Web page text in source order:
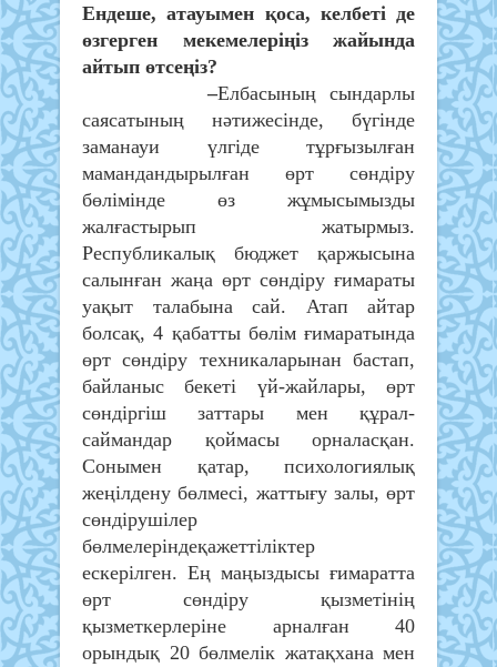
Ендеше, атауымен қоса, келбеті де
өзгерген мекемелеріңіз жайында
айтып өтсеңіз?
–Елбасының сындарлы
саясатының нәтижесінде, бүгінде
заманауи үлгіде тұрғызылған
мамандандырылған өрт сөндіру
бөлімінде өз жұмысымызды
жалғастырып жатырмыз.
Республикалық бюджет қаржысына
салынған жаңа өрт сөндіру ғимараты
уақыт талабына сай. Атап айтар
болсақ, 4 қабатты бөлім ғимаратында
өрт сөндіру техникаларынан бастап,
байланыс бекеті үй-жайлары, өрт
сөндіргіш заттары мен құрал-
саймандар қоймасы орналасқан.
Сонымен қатар, психологиялық
жеңілдену бөлмесі, жаттығу залы, өрт
сөндірушілер
бөлмелеріндеқажеттіліктер
ескерілген. Ең маңыздысы ғимаратта
өрт сөндіру қызметінің
қызметкерлеріне арналған 40
орындық 20 бөлмелік жатақхана мен